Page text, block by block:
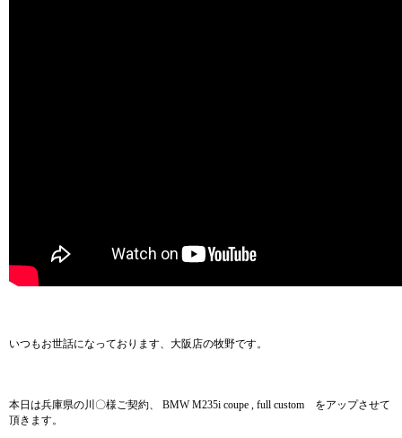
いつもお世話になっております、大阪店の牧野です。
本日は兵庫県の川〇様ご契約、 BMW M235i coupe , full custom をアップさせて
頂きます。